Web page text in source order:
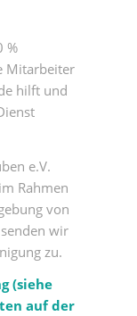
%
Mitarbeiter
hilft und
e.V.
Rahmen
von
wir
zu.
(siehe
auf der